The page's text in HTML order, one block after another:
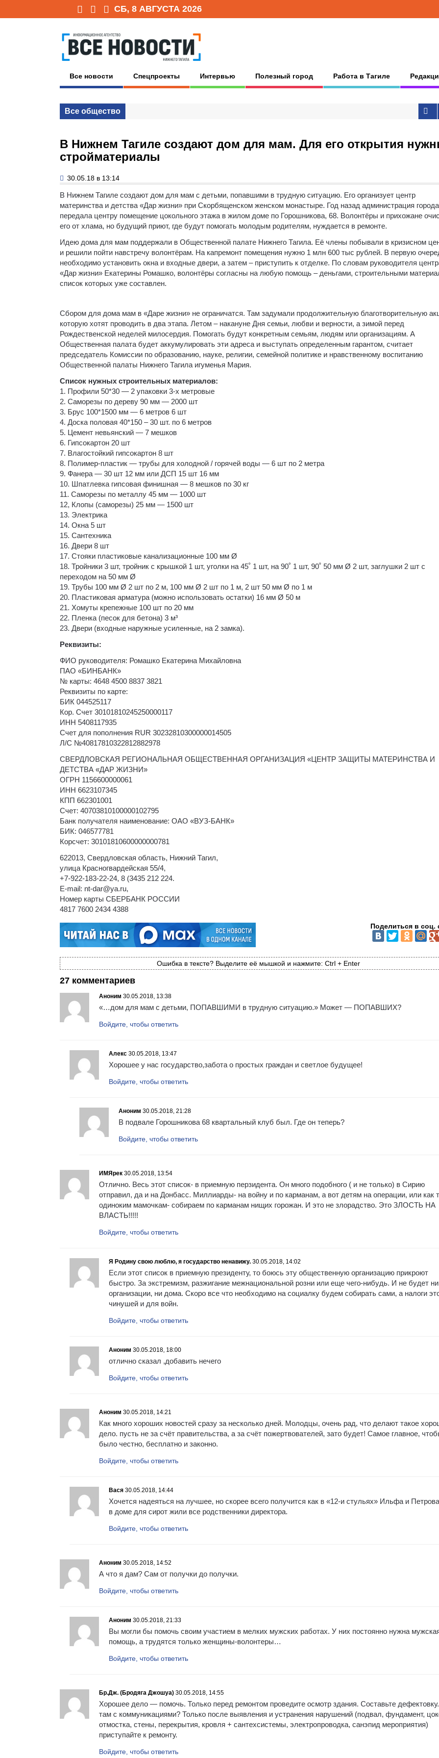
СБ, 8 АВГУСТА 2026
Все новости Спецпроекты Интервью Полезный город Работа в Тагиле
Все общество
В Нижнем Тагиле создают дом для мам. Для его открытия
стройматериалы
30.05.18 в 13:14
В Нижнем Тагиле создают дом для мам с детьми, попавшими в трудную ситуацию. Его организует центр
материнства и детства «Дар жизни» при Скорбященском женском монастыре. Год назад администрация города
передала центру помещение цокольного этажа в жилом доме по Горошникова, 68. Волонтёры и прихожане
его от хлама, но будущий приют, где будут помогать молодым родителям, нуждается в ремонте.
Идею дома для мам поддержали в Общественной палате Нижнего Тагила. Её члены побывали в кризисном
и решили пойти навстречу волонтёрам. На капремонт помещения нужно 1 млн 600 тыс рублей. В первую
необходимо установить окна и входные двери, а затем – приступить к отделке. По словам руководителя
«Дар жизни» Екатерины Ромашко, волонтёры согласны на любую помощь – деньгами, строительными
список которых уже составлен.
Сбором для дома мам в «Даре жизни» не ограничатся. Там задумали продолжительную благотворительную
которую хотят проводить в два этапа. Летом – накануне Дня семьи, любви и верности, а зимой перед
Рождественской неделей милосердия. Помогать будут конкретным семьям, людям или организациям. А
Общественная палата будет аккумулировать эти адреса и выступать определенным гарантом, считает
председатель Комиссии по образованию, науке, религии, семейной политике и нравственному воспитанию
Общественной палаты Нижнего Тагила игуменья Мария.
Список нужных строительных материалов:
1. Профили 50*30 — 2 упаковки 3-х метровые
2. Саморезы по дереву 90 мм — 2000 шт
3. Брус 100*1500 мм — 6 метров 6 шт
4. Доска половая 40*150 – 30 шт. по 6 метров
5. Цемент невьянский — 7 мешков
6. Гипсокартон 20 шт
7. Влагостойкий гипсокартон 8 шт
8. Полимер-пластик — трубы для холодной / горячей воды — 6 шт по 2 метра
9. Фанера — 30 шт 12 мм или ДСП 15 шт 16 мм
10. Шпатлевка гипсовая финишная — 8 мешков по 30 кг
11. Саморезы по металлу 45 мм — 1000 шт
12, Клопы (саморезы) 25 мм — 1500 шт
13. Электрика
14. Окна 5 шт
15. Сантехника
16. Двери 8 шт
17. Стояки пластиковые канализационные 100 мм Ø
18. Тройники 3 шт, тройник с крышкой 1 шт, уголки на 45˚ 1 шт, на 90˚ 1 шт, 90˚ 50 мм Ø 2 шт, заглушки 2 шт с
переходом на 50 мм Ø
19. Трубы 100 мм Ø 2 шт по 2 м, 100 мм Ø 2 шт по 1 м, 2 шт 50 мм Ø по 1 м
20. Пластиковая арматура (можно использовать остатки) 16 мм Ø 50 м
21. Хомуты крепежные 100 шт по 20 мм
22. Пленка (песок для бетона) 3 м³
23. Двери (входные наружные усиленные, на 2 замка).
Реквизиты:
ФИО руководителя: Ромашко Екатерина Михайловна
ПАО «БИНБАНК»
№ карты: 4648 4500 8837 3821
Реквизиты по карте:
БИК 044525117
Кор. Счет 30101810245250000117
ИНН 5408117935
Счет для пополнения RUR 30232810300000014505
Л/С №40817810322812882978
СВЕРДЛОВСКАЯ РЕГИОНАЛЬНАЯ ОБЩЕСТВЕННАЯ ОРГАНИЗАЦИЯ «ЦЕНТР ЗАЩИТЫ МАТЕРИНСТВА И
ДЕТСТВА «ДАР ЖИЗНИ»
ОГРН 1156600000061
ИНН 6623107345
КПП 662301001
Счет: 40703810100000102795
Банк получателя наименование: ОАО «ВУЗ-БАНК»
БИК: 046577781
Корсчет: 30101810600000000781
622013, Свердловская область, Нижний Тагил,
улица Красногвардейская 55/4,
+7-922-183-22-24, 8 (3435 212 224.
E-mail: nt-dar@ya.ru,
Номер карты СБЕРБАНК РОССИИ
4817 7600 2434 4388
Поделиться в соц.
Ошибка в тексте? Выделите её мышкой и нажмите: Ctrl + Enter
27 комментариев
Аноним 30.05.2018, 13:38
«…дом для мам с детьми, ПОПАВШИМИ в трудную ситуацию.» Может — ПОПАВШИХ?
Войдите, чтобы ответить
Алекс 30.05.2018, 13:47
Хорошее у нас государство,забота о простых граждан и светлое будущее!
Войдите, чтобы ответить
Аноним 30.05.2018, 21:28
В подвале Горошникова 68 квартальный клуб был. Где он теперь?
Войдите, чтобы ответить
ИМЯрек 30.05.2018, 13:54
Отлично. Весь этот список- в приемную перзидента. Он много подобного ( и не только) в Сирию
отправил, да и на Донбасс. Миллиарды- на войну и по карманам, а вот детям на операции, или как
одиноким мамочкам- собираем по карманам нищих горожан. И это не злорадство. Это ЗЛОСТЬ НА
ВЛАСТЬ!!!!!
Войдите, чтобы ответить
Я Родину свою люблю, я государство ненавижу. 30.05.2018, 14:02
Если этот список в приемную президенту, то боюсь эту общественную организацию прикроют
быстро. За экстремизм, разжигание межнациональной розни или еще чего-нибудь. И не будет ни
организации, ни дома. Скоро все что необходимо на социалку будем собирать сами, а налоги
чинушей и для войн.
Войдите, чтобы ответить
Аноним 30.05.2018, 18:00
отлично сказал ,добавить нечего
Войдите, чтобы ответить
Аноним 30.05.2018, 14:21
Как много хороших новостей сразу за несколько дней. Молодцы, очень рад, что делают такое
дело. пусть не за счёт правительства, а за счёт пожертвователей, зато будет! Самое главное,
было честно, бесплатно и законно.
Войдите, чтобы ответить
Вася 30.05.2018, 14:44
Хочется надеяться на лучшее, но скорее всего получится как в «12-и стульях» Ильфа и
в доме для сирот жили все родственники директора.
Войдите, чтобы ответить
Аноним 30.05.2018, 14:52
А что я дам? Сам от получки до получки.
Войдите, чтобы ответить
Аноним 30.05.2018, 21:33
Вы могли бы помочь своим участием в мелких мужских работах. У них постоянно нужна
помощь, а трудятся только женщины-волонтеры…
Войдите, чтобы ответить
Бр.Дж. (Бродяга Джошуа) 30.05.2018, 14:55
Хорошее дело — помочь. Только перед ремонтом проведите осмотр здания. Составьте
там с коммуникациями? Только после выявления и устранения нарушений (подвал, фундамент,
отмостка, стены, перекрытия, кровля + сантехсистемы, электропроводка, санэпид мероприятия)
приступайте к ремонту.
Войдите, чтобы ответить